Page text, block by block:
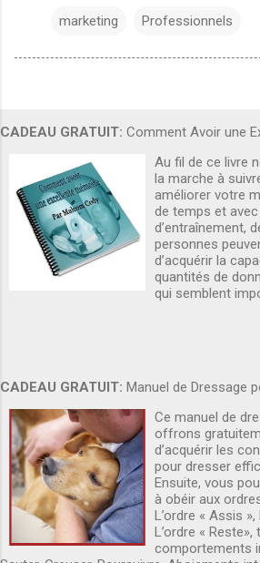
marketing Professionnels
CADEAU GRATUIT: Comment Avoir une
Au fil de ce livre
la marche à
améliorer votre
de temps et
d’entraînement,
personnes
d’acquérir la
quantités de
qui semblent
CADEAU GRATUIT: Manuel de Dressage
Ce manuel de
offrons
d’acquérir les
pour dresser
Ensuite, vous
à obéir aux
L’ordre « Assis »,
L’ordre «
comportements